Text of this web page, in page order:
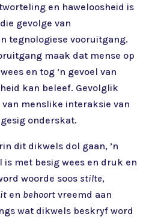
en haweloosheid is
gevolge van
tegnologiese vooruitgang.
maak dat mense op
en tog ’n gevoel van
kan beleef. Gevolglik
menslike interaksie van
onderskat.
dit dikwels dol gaan, ’n
is met besig wees en druk en
woorde soos stilte,
en behoortvreemd aan
wat dikwels beskryf word